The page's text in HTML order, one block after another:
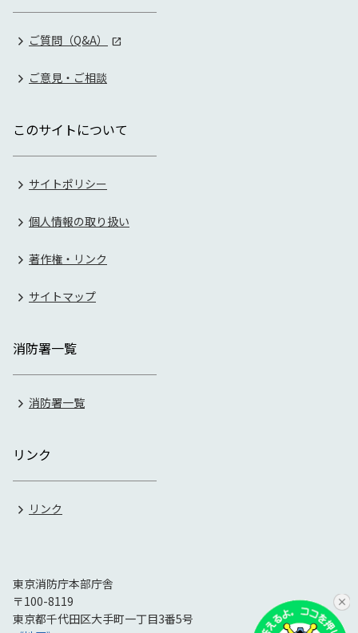
ご質問（Q&A）
ご意見・ご相談
このサイトについて
サイトポリシー
個人情報の取り扱い
著作権・リンク
サイトマップ
消防署一覧
消防署一覧
リンク
リンク
東京消防庁本部庁舎
〒100-8119
東京都千代田区大手町一丁目3番5号